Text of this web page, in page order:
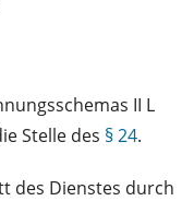
II L
Stelle des § 24.
des Dienstes durch